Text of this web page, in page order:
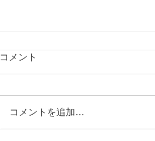
コメント
コメントを追加…